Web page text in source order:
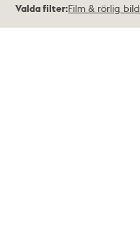
träffar
Valda filter:Film & rörlig bild